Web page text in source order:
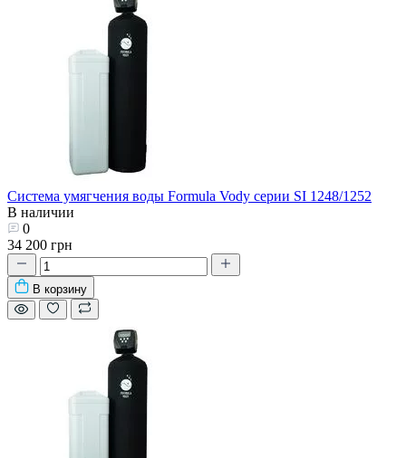
Система умягчения воды Formula Vody серии SI 1248/1252
В наличии
0
34 200 грн
В корзину